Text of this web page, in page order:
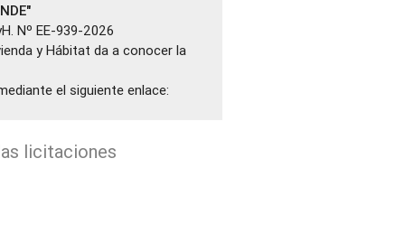
Nº EE-939-2026
y Hábitat da a conocer la
el siguiente enlace:
licitaciones